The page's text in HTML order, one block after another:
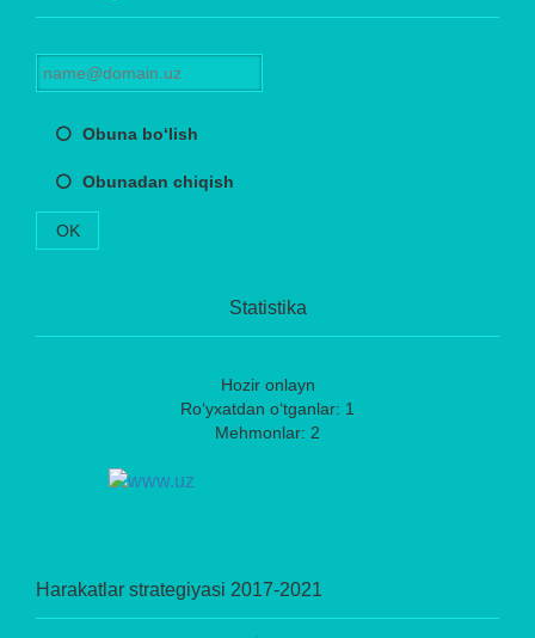
Obuna bo‘lish
Obunadan chiqish
OK
Statistika
Hozir onlayn
Ro‘yxatdan o‘tganlar: 1
Mehmonlar: 2
Harakatlar strategiyasi 2017-2021